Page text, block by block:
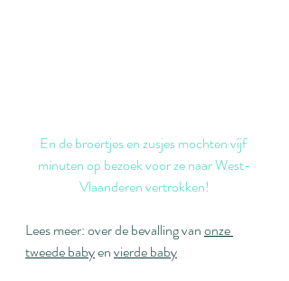
En de broertjes en zusjes mochten víjf
minuten op bezoek voor ze naar West-
Vlaanderen vertrokken!
Lees meer: over de bevalling van onze
tweede baby en vierde baby